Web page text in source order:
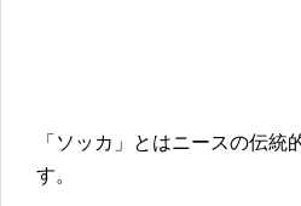
「ソッカ」とはニースの伝
す。